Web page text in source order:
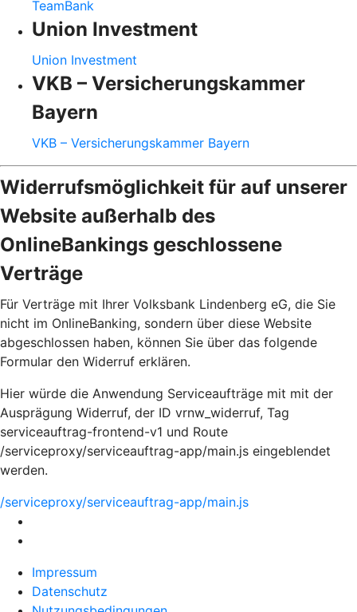
TeamBank
Union Investment
Union Investment
VKB – Versicherungskammer
Bayern
VKB – Versicherungskammer Bayern
Widerrufsmöglichkeit für auf unserer
Website außerhalb des
OnlineBankings geschlossene
Verträge
Für Verträge mit Ihrer Volksbank Lindenberg eG, die Sie
nicht im OnlineBanking, sondern über diese Website
abgeschlossen haben, können Sie über das folgende
Formular den Widerruf erklären.
Hier würde die Anwendung Serviceaufträge mit mit der
Ausprägung Widerruf, der ID vrnw_widerruf, Tag
serviceauftrag-frontend-v1 und Route
/serviceproxy/serviceauftrag-app/main.js eingeblendet
werden.
/serviceproxy/serviceauftrag-app/main.js
Impressum
Datenschutz